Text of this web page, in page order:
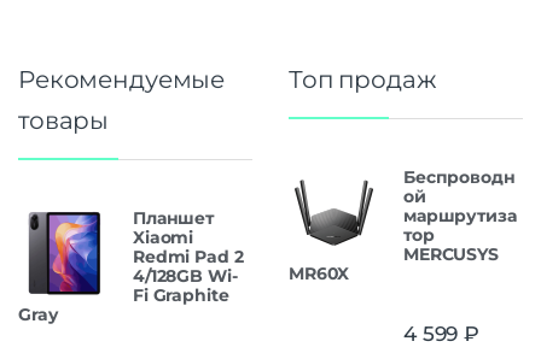
Рекомендуемые
товары
Планшет
Xiaomi
Redmi Pad 2
4/128GB Wi-
Fi Graphite
Gray
Топ продаж
Беспроводн
ой
маршрутиза
тор
MERCUSYS
MR60X
4 599 ₽